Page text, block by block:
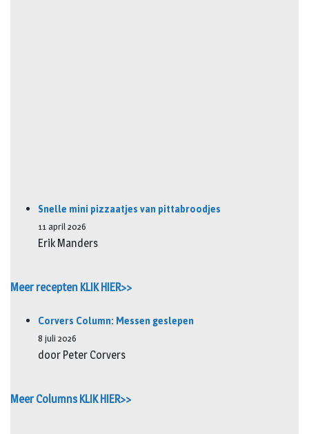
Snelle mini pizzaatjes van pittabroodjes
11 april 2026
Erik Manders
Meer recepten KLIK HIER>>
Corvers Column: Messen geslepen
8 juli 2026
door Peter Corvers
Meer Columns KLIK HIER>>